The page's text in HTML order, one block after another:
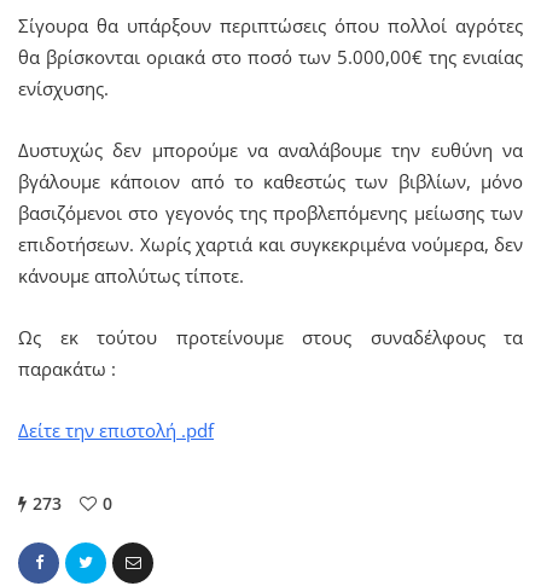
Σίγουρα θα υπάρξουν περιπτώσεις όπου πολλοί αγρότες
θα βρίσκονται οριακά στο ποσό των 5.000,00€ της ενιαίας
ενίσχυσης.
Δυστυχώς δεν μπορούμε να αναλάβουμε την ευθύνη να
βγάλουμε κάποιον από το καθεστώς των βιβλίων, μόνο
βασιζόμενοι στο γεγονός της προβλεπόμενης μείωσης των
επιδοτήσεων. Χωρίς χαρτιά και συγκεκριμένα νούμερα, δεν
κάνουμε απολύτως τίποτε.
Ως εκ τούτου προτείνουμε στους συναδέλφους τα
παρακάτω :
Δείτε την επιστολή .pdf
273 0